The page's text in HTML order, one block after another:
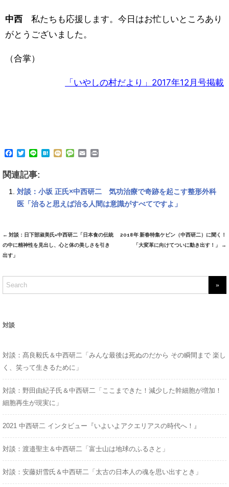
中西 私たちも応援します。今日はお忙しいところあり
がとうございました。
（合掌）
「いやしの村だより」2017年12月号掲載
F
c
e
o
T
i
t
e
L
e
H
a
M
M
g
e
E
関連記事:
対談：小坂 正氏×中西研二 気功治療で奇跡を起こす整形外科
医「治ると思えば治る人間は意識がすべてですよ」
Post
navigation
← 対談：日下部淑美氏×中西研二「日本食の伝統
の中に精神性を見出し、心と体の美しさを引き
出す」
2018年 新春特集ケビン（中西研二）に聞く！
「大変革に向けてついに動き出す！」
→
S
e
f
o
r
:
対談
対談：髙良毅氏＆中西研二「みんな最後は死ぬのだから その瞬間まで 楽し
く、笑って生きるために」
対談：野田由紀子氏＆中西研二「ここまできた！減少した幹細胞が増加！
細胞再生が現実に」
2021 中西研二 インタビュー『いよいよアクエリアスの時代へ！』
対談：渡邉聖主＆中西研二「富士山は地球のふるさと」
対談：安藤姸雪氏＆中西研二「太古の日本人の魂を思い出すとき」